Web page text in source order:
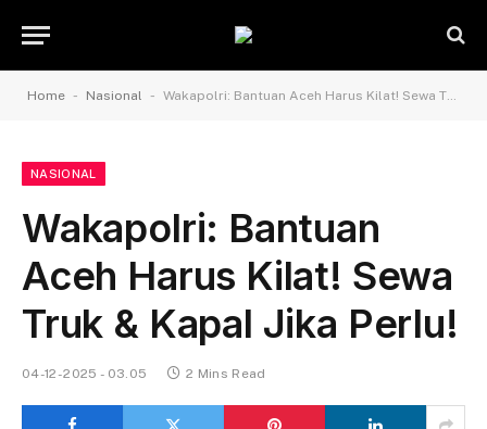
Home - Nasional - Wakapolri: Bantuan Aceh Harus Kilat! Sewa Truk & Kapal Jika Perlu!
NASIONAL
Wakapolri: Bantuan
Aceh Harus Kilat! Sewa
Truk & Kapal Jika Perlu!
04-12-2025 - 03.05 2 Mins Read